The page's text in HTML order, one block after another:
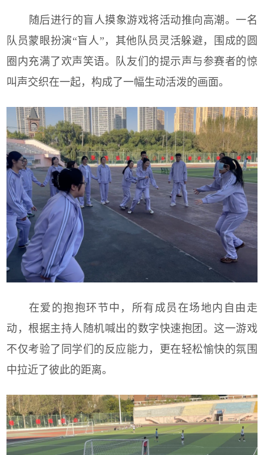
随后进行的盲人摸象游戏将活动推向高潮。一名
队员蒙眼扮演“盲人”，其他队员灵活躲避，围成的圆
圈内充满了欢声笑语。队友们的提示声与参赛者的惊
叫声交织在一起，构成了一幅生动活泼的画面。
在爱的抱抱环节中，所有成员在场地内自由走
动，根据主持人随机喊出的数字快速抱团。这一游戏
不仅考验了同学们的反应能力，更在轻松愉快的氛围
中拉近了彼此的距离。